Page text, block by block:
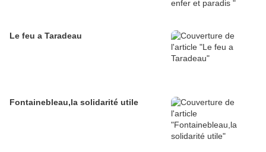
Le feu a Taradeau
Fontainebleau,la solidarité utile